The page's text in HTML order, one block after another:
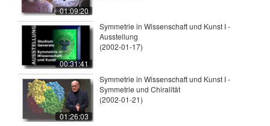
01:09:20
00:31:41
Symmetrie in Wissenschaft und Kunst I -
Ausstellung
(2002-01-17)
01:26:03
Symmetrie in Wissenschaft und Kunst I -
Symmetrie und Chiralität
(2002-01-21)